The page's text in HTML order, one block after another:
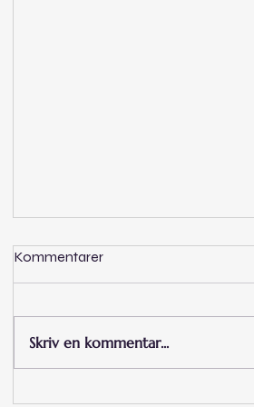
Det kom ett mail
Kommentarer
Skriv en kommentar...